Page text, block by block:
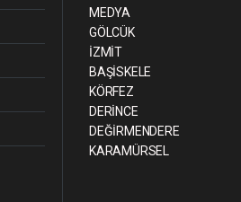
MEDYA
GÖLCÜK
İZMİT
BAŞİSKELE
KÖRFEZ
DERİNCE
DEĞİRMENDERE
KARAMÜRSEL